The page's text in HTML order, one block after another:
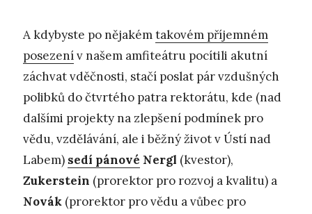
A kdybyste po nějakémtakovém příjemném
posezenív našem amfiteátru pocítili akutní
záchvat vděčnosti, stačí poslat pár vzdušných
polibků do čtvrtého patra rektorátu, kde (nad
dalšími projekty na zlepšení podmínek pro
vědu, vzdělávání, ale i běžný život v Ústí nad
Labem) sedí pánové Nergl (kvestor),
Zukerstein (prorektor pro rozvoj a kvalitu) a
Novák (prorektor pro vědu a vůbec pro